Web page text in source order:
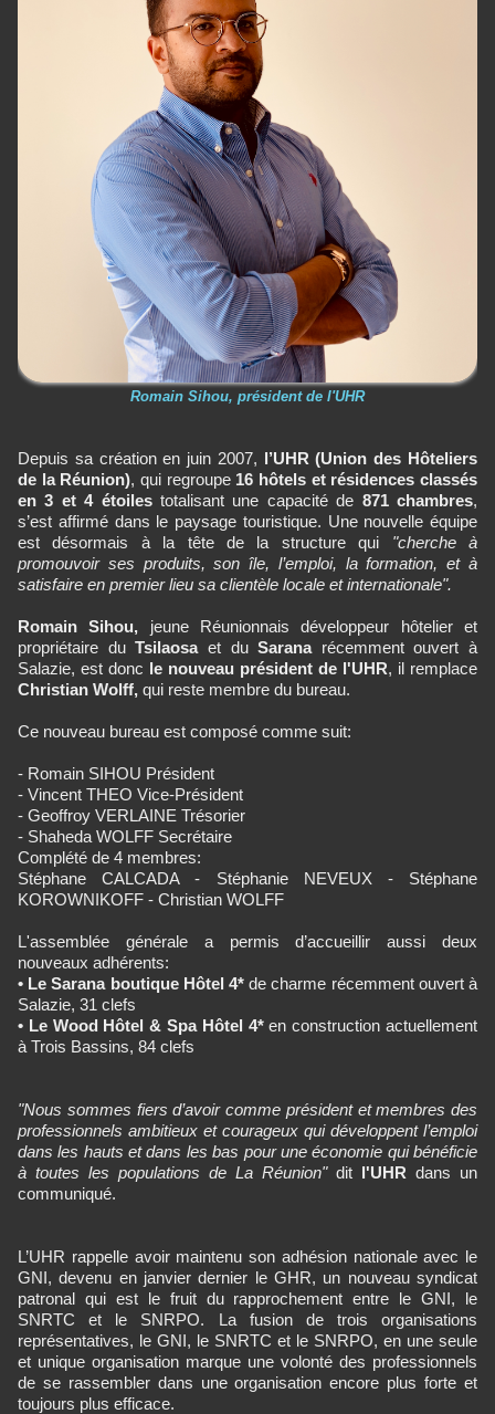
Romain Sihou, président de l'UHR
Depuis sa création en juin 2007, l’UHR (Union des Hôteliers
de la Réunion), qui regroupe 16 hôtels et résidences classés
en 3 et 4 étoilestotalisant une capacité de 871 chambres,
s’est affirmé dans le paysage touristique. Une nouvelle équipe
est désormais à la tête de la structure qui "cherche à
promouvoir ses produits, son île, l’emploi, la formation, et à
satisfaire en premier lieu sa clientèle locale et internationale".
Romain Sihou, jeune Réunionnais développeur hôtelier et
propriétaire duTsilaosaet duSaranarécemment ouvert à
Salazie, est donc le nouveau président de l'UHR, il remplace
Christian Wolff, qui reste membre du bureau.
Ce nouveau bureau est composé comme suit:
- Romain SIHOU Président
- Vincent THEO Vice-Président
- Geoffroy VERLAINE Trésorier
- Shaheda WOLFF Secrétaire
Complété de 4 membres:
Stéphane CALCADA - Stéphanie NEVEUX - Stéphane
KOROWNIKOFF - Christian WOLFF
L'assemblée générale a permis d’accueillir aussi deux
nouveaux adhérents:
• Le Sarana boutique Hôtel 4* de charme récemment ouvert à
Salazie, 31 clefs
• Le Wood Hôtel & Spa Hôtel 4*en construction actuellement
à Trois Bassins, 84 clefs
"Nous sommes fiers d’avoir comme président et membres des
professionnels ambitieux et courageux qui développent l’emploi
dans les hauts et dans les bas pour une économie qui bénéficie
à toutes les populations de La Réunion"dit l'UHR dans un
communiqué.
L’UHR rappelle avoir maintenu son adhésion nationale avec le
GNI, devenu en janvier dernier le GHR, un nouveau syndicat
patronal qui est le fruit du rapprochement entre le GNI, le
SNRTC et le SNRPO. La fusion de trois organisations
représentatives, le GNI, le SNRTC et le SNRPO, en une seule
et unique organisation marque une volonté des professionnels
de se rassembler dans une organisation encore plus forte et
toujours plus efficace.